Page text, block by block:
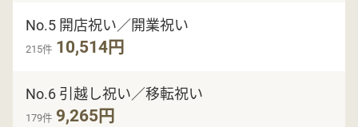
No.5 開店祝い／開業祝い
215件 10,514円
No.6 引越し祝い／移転祝い
179件 9,265円